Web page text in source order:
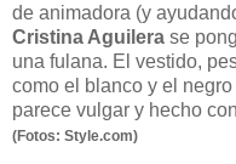
de animadora (y
Cristina Aguilera se
una fulana. El vestido,
como el blanco y el
parece vulgar y hecho
(Fotos: Style.com)